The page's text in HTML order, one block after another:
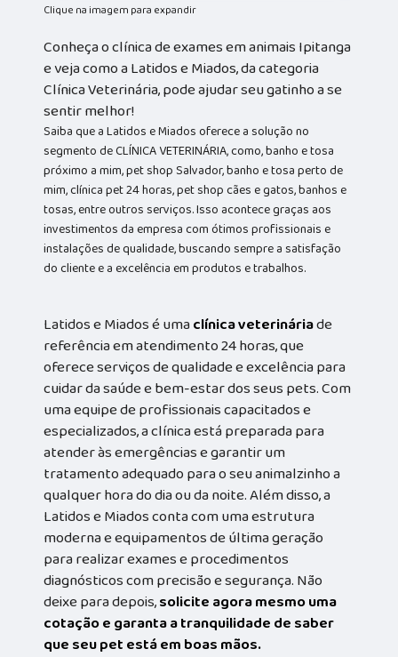
Clique na imagem para expandir
Conheça o clínica de exames em animais Ipitanga
e veja como a Latidos e Miados, da categoria
Clínica Veterinária, pode ajudar seu gatinho a se
sentir melhor!
Saiba que a Latidos e Miados oferece a solução no
segmento de CLÍNICA VETERINÁRIA, como, banho e tosa
próximo a mim, pet shop Salvador, banho e tosa perto de
mim, clínica pet 24 horas, pet shop cães e gatos, banhos e
tosas, entre outros serviços. Isso acontece graças aos
investimentos da empresa com ótimos profissionais e
instalações de qualidade, buscando sempre a satisfação
do cliente e a excelência em produtos e trabalhos.
Latidos e Miados é umaclínica veterináriade
referência em atendimento 24 horas, que
oferece serviços de qualidade e excelência para
cuidar da saúde e bem-estar dos seus pets. Com
uma equipe de profissionais capacitados e
especializados, a clínica está preparada para
atender às emergências e garantir um
tratamento adequado para o seu animalzinho a
qualquer hora do dia ou da noite. Além disso, a
Latidos e Miados conta com uma estrutura
moderna e equipamentos de última geração
para realizar exames e procedimentos
diagnósticos com precisão e segurança. Não
deixe para depois,solicite agora mesmo uma
cotação e garanta a tranquilidade de saber
que seu pet está em boas mãos.